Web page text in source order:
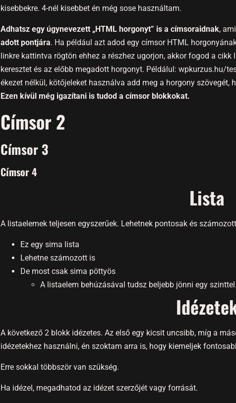
kisebbekre. 4-nél kisebbet én még sose használtam.
Adhatsz egy úgynevezett „HTML horgonyt” is a címsoraidnak,
adott pontjára. Ha például azt adod egy címsor HTML
linkre kattintva rögtön ehhez a részhez ugorjon, akkor fogod a cikk
keresztet és az előbb megadott horgonyt. Példálul: wpkurzus.hu/
ékezet nélkül, kötőjeleket használva add meg a horgony szövegét,
Ezen kívül még igazítani is tudod a címsor blokkokat.
Címsor 2
Címsor 3
Címsor 4
Lista
A listaelemek teljesen egyszerűek. Lehetnek pontosak és
Ez egy sima lista
Lehetne számozott is
De most csak sima pöttyös
A listaelem behúzásával tudsz beljebb jönni egy szinttel.
A következő 2 blokk idézetes. Az első egy kicsit uncsibb, míg a
idézetekhez használni, én szoktam arra is, hogy kiemeljek
Erre sokkal többször van szükség.
Ha idézel, megadhatod az idézet szerzőjét vagy forrását.